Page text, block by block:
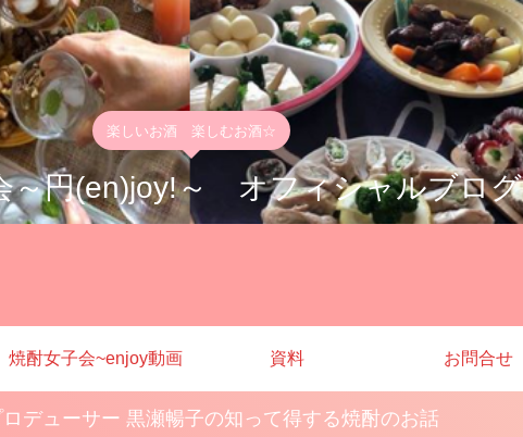
楽しいお酒 楽しむお酒☆
～円(en)joy!～ オフィシャルブログ
焼酎女子会~enjoy動画 資料 お問合せ
デューサー 黒瀬暢子の知って得する焼酎のお話